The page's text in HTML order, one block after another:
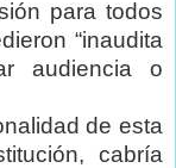
para todos
“inaudita
audiencia o
de esta
cabría